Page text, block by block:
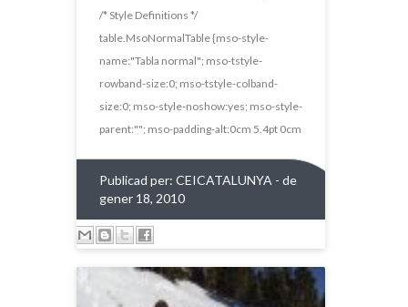
/* Style Definitions */
table.MsoNormalTable {mso-style-
name:"Tabla normal"; mso-tstyle-
rowband-size:0; mso-tstyle-colband-
size:0; mso-style-noshow:yes; mso-style-
parent:""; mso-padding-alt:0cm 5.4pt 0cm
Publicad per: CEICATALUNYA - de
gener 18, 2010